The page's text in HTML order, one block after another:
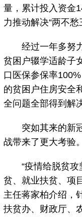
量，累计投入资金
力推动解决“两不愁
经过一年多努力
贫困户辍学适龄子
口医保参保率
的贫困户住房安全
全问题全部得到解
突如其来的新冠
战带来了更大考验。
“疫情给脱贫攻
贫、就业扶贫、项
主任蒋家柏介绍，
扶贫办、财政厅、